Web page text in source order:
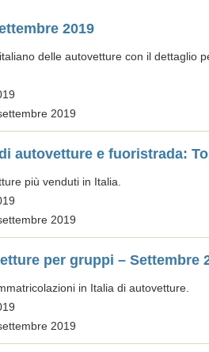
2019
delle autovetture con il dettaglio
2019
autovetture e fuoristrada:
più venduti in Italia.
2019
per gruppi – Settembre
in Italia di autovetture.
2019